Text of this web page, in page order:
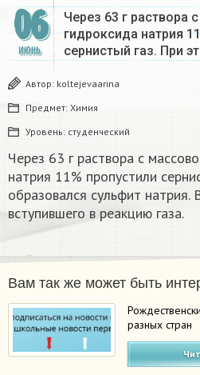
06
ИЮНЬ
Через 63 г раствора
гидроксида натрия
сернистый газ. При
Автор: koltejevaarina
Предмет: Химия
Уровень: студенческий
Через 63 г раствора с
натрия 11% пропустили
образовался сульфит натрия.
вступившего в реакцию газа.
Вам так же может быть
разных стран